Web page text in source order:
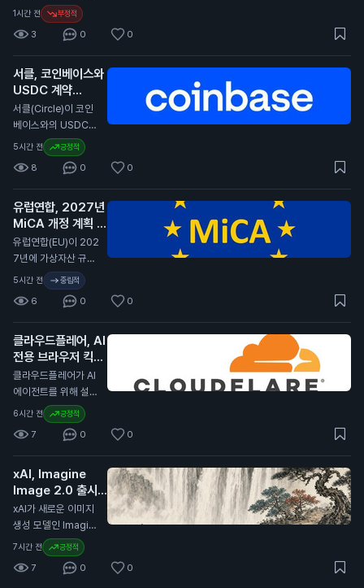
000과 비교해 최악
의 성과를 보였습니
다. 이 보고서는 암호
화폐가 다른 자산에
비해 큰 손실을 겪었
다고 전합니다. 특히,
경제 상황이 어려워지
면서 암호화폐의 투자
매력이 줄어들고 있습
니다. 전문가들은 암
호화폐의 변동성이 커
진 이유로 경제 불안
정을 지적하고 있습니
다. 일반 투자자에게
이 소식은 암호화폐
투자에 대한 신뢰가
미합니다. 이는 향후
암호화폐 가격에 부정
있습니다.
1시간 전 부정적
3 0 0
서클, 코인베이스와
USDC 계약
2029년까지 연장
N
서클(Circle)이 코인
베이스와의 USDC
스테이블코인 계약을
2029년까지 연장했
습니다. 이번 계약 연
장은 서클이 코인베이
스 플랫폼에서 USD
C의 중심 역할을 계속
유지할 수 있게 합니
다. 서클은 분기 배당
금을 포기하고, 제품
개발과 성장 기회에
재투자하기로 결정했
습니다. 서클은 지난
분기 동안 7억 1천만
달러(약 9천 5백억
원)의 수익을 기록했
습니다. 이는 전년 대
니다. USDC의 유통
량은 전년 대비 19%
러(약 99조 원)에 달
했습니다. 코인베이스
는 이 유통량의 약 3
0%를 보유하고 있습
니다. 이번 계약 연장
은 일반 투자자에게
중요한 의미를 가집니
5시간 전 긍정적
8 0 0
유럽연합, 2027년
MiCA 개정 계획 발
표
N
유럽연합(EU)이 202
7년에 가상자산 규제
법안인 MiCA(가상자
산 시장 규제)를 개정
할 계획이라고 발표했
습니다. 이 개정안은
비EU 국가의 가상자
산 발행자, 스테이블
코인, 토큰화된 결제
방식을 다룰 예정입니
다. MiCA는 유럽 내
가상자산 시장의 규제
를 강화하기 위해 제
정된 법안입니다. 이
번 개정은 글로벌 가
상자산 시장의 변화에
대응하기 위한 것으
로, 특히 유럽 외부의
발행자와 관련된 규제
를 포함합니다. 이는
유럽 내 가상자산 사
5시간 전 중립적
6 0 0
클라우드플레어, AI
전용 브라우저 킥서
프 출시
N
클라우드플레어가 AI
에이전트를 위해 설계
된 브라우저 킥서프(K
itesurf)를 출시했습
니다. 이 브라우저는
클라우드플레어의 서
버리스 플랫폼인 워커
스(Workers) 위에서
작동합니다. 킥서프는
현재 베타 버전으로
무료로 제공됩니다.
클라우드플레어는 킥
서프를 단 12주 만에
6시간 전 긍정적
7 0 0
xAI, Imagine
Image 2.0 출시
발표
N
xAI가 새로운 이미지
생성 모델인 Imagin
e Image 2.0을 출시
했습니다. 이 모델은
Grok 웹사이트와 iO
7시간 전 긍정적
7 0 0